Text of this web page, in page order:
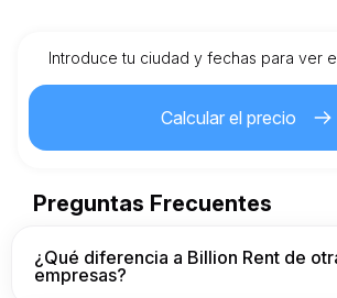
especificado en el contrato de alquiler.
Introduce tu ciudad y fechas para ver
Calcular el precio
Preguntas Frecuentes
¿Qué diferencia a Billion Rent de
empresas?